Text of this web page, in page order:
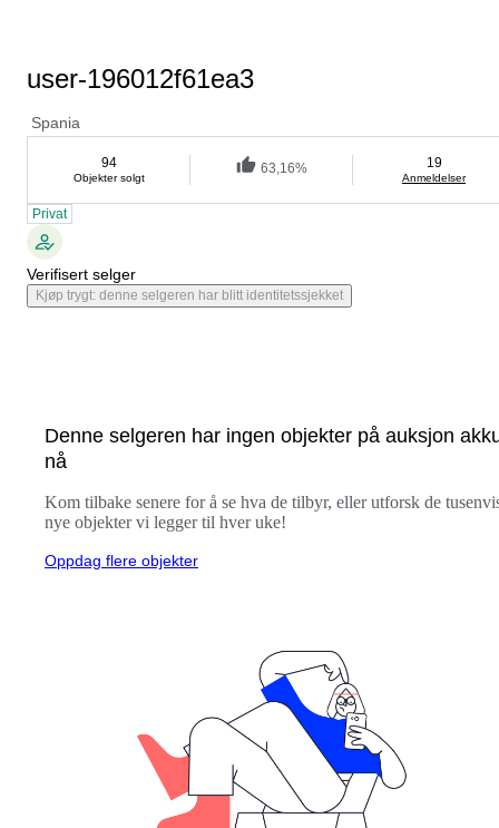
user-196012f61ea3
Spania
94
Objekter solgt
63,16% 19
Anmeldelser
Privat
Verifisert selger
Kjøp trygt: denne selgeren har blitt identitetssjekket
Denne selgeren har ingen objekter på auksjon
nå
Kom tilbake senere for å se hva de tilbyr, eller utforsk de
nye objekter vi legger til hver uke!
Oppdag flere objekter